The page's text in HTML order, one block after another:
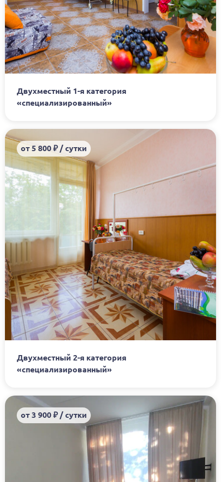
Двухместный 1-я категория
«специализированный»
от 5 800 ₽ / сутки
Двухместный 2-я категория
«специализированный»
от 3 900 ₽ / сутки